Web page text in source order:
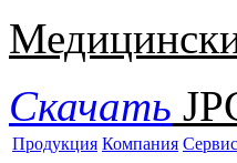
Скачать
Продукция Компания Сервис